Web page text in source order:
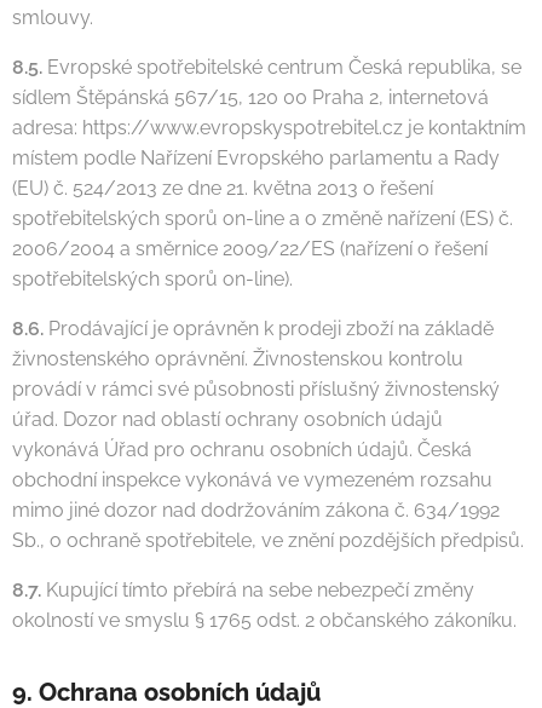
smlouvy.
8.5. Evropské spotřebitelské centrum Česká republika, se
sídlem Štěpánská 567/15, 120 00 Praha 2, internetová
adresa: https://www.evropskyspotrebitel.cz je kontaktním
místem podle Nařízení Evropského parlamentu a Rady
(EU) č. 524/2013 ze dne 21. května 2013 o řešení
spotřebitelských sporů on-line a o změně nařízení (ES) č.
2006/2004 a směrnice 2009/22/ES (nařízení o řešení
spotřebitelských sporů on-line).
8.6. Prodávající je oprávněn k prodeji zboží na základě
živnostenského oprávnění. Živnostenskou kontrolu
provádí v rámci své působnosti příslušný živnostenský
úřad. Dozor nad oblastí ochrany osobních údajů
vykonává Úřad pro ochranu osobních údajů. Česká
obchodní inspekce vykonává ve vymezeném rozsahu
mimo jiné dozor nad dodržováním zákona č. 634/1992
Sb., o ochraně spotřebitele, ve znění pozdějších předpisů.
8.7. Kupující tímto přebírá na sebe nebezpečí změny
okolností ve smyslu § 1765 odst. 2 občanského zákoníku.
9. Ochrana osobních údajů